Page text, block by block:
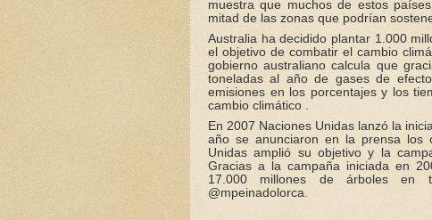
muestra que muchos de estos
mitad de las zonas que podrían
Australia ha decidido plantar 1.000
el objetivo de combatir el cambio
gobierno australiano calcula que
toneladas al año de gases de
emisiones en los porcentajes y los
cambio climático .
En 2007 Naciones Unidas lanzó la
año se anunciaron en la prensa los
Unidas amplió su objetivo y la
Gracias a la campaña iniciada en
17.000 millones de árboles en
@mpeinadolorca.